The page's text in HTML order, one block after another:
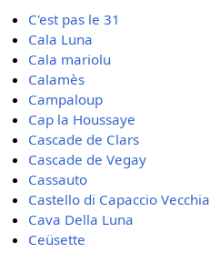
C'est pas le 31
Cala Luna
Cala mariolu
Calamès
Campaloup
Cap la Houssaye
Cascade de Clars
Cascade de Vegay
Cassauto
Castello di Capaccio Vecchia
Cava Della Luna
Ceüsette